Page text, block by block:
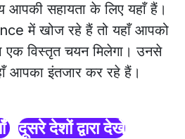
आपकी सहायता के लिए यहाँ हैं।
में खोज रहे हैं तो यहाँ आपको
एक विस्तृत चयन मिलेगा। उनसे
आपका इंतजार कर रहे हैं।
दूसरे देशों द्वारा देखें